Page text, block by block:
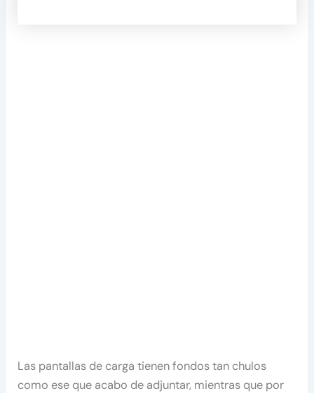
Las pantallas de carga tienen fondos tan chulos
como ese que acabo de adjuntar, mientras que por